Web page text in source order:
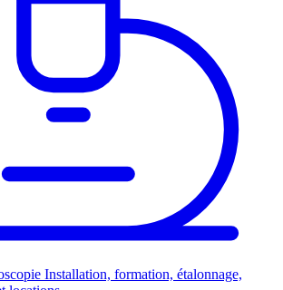
Installation, formation, étalonnage,